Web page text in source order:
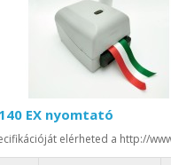
EX nyomtató
elérheted a http://